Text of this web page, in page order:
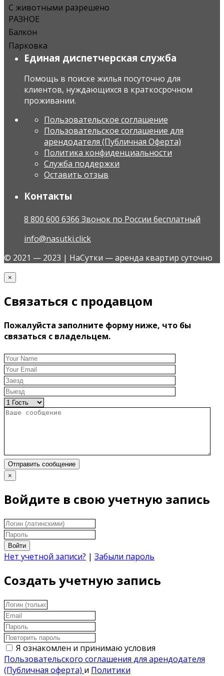
С животными разрешено
РАЗНОЕ
Балкон
Парковка
Единая диспетчерская служба
Помощь в поиске жилья посуточно для
клиентов, нуждающихся в краткосрочном
проживании.
Пользовательское соглашение
Пользовательское соглашение для
арендодателя (Публичная Оферта)
Политика конфиденциальности
Служба поддержки
Оставить отзыв
Контакты
8 800 600 6366 Звонок по России бесплатный
info@nasutki.click
© 2021 — 2023 | НаСутки — аренда квартир суточно
×
Связаться с продавцом
Пожалуйста заполните форму ниже, что бы
связаться с владельцем.
Отправить сообщение
×
Войдите в свою учетную запись
Войти
Нет учетной записи? | Забыли пароль
Создать учетную запись
Я ознакомлен и принимаю условия
Пользовательского соглашения для арендодателя
(Публичная оферта) и Политики